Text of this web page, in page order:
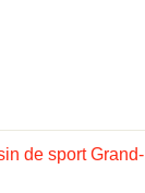
de sport Grand-